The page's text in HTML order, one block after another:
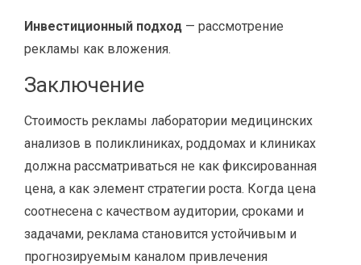
Инвестиционный подход — рассмотрение
рекламы как вложения.
Заключение
Стоимость рекламы лаборатории медицинских
анализов в поликлиниках, роддомах и клиниках
должна рассматриваться не как фиксированная
цена, а как элемент стратегии роста. Когда цена
соотнесена с качеством аудитории, сроками и
задачами, реклама становится устойчивым и
прогнозируемым каналом привлечения